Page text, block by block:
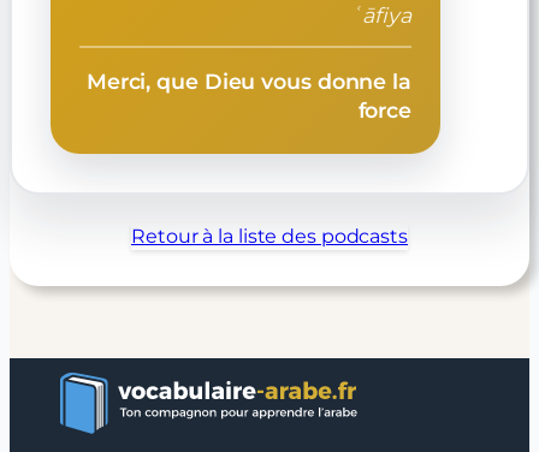
ʿāfiya
Merci, que Dieu vous donne la
force
Retour à la liste des podcasts